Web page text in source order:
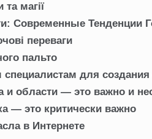
магії
Современные Тенденции
переваги
пальто
для создания
и области — это важно и
— это критически важно
в Интернете